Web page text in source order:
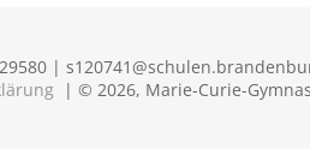
|
| © 2026, Marie-Curie-